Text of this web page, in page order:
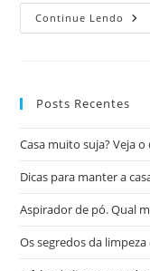
Continue Lendo
Posts Recentes
Casa muito suja? Veja o
Dicas para manter a
Aspirador de pó. Qual
Os segredos da